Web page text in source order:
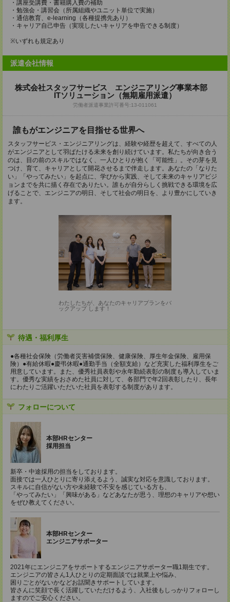
・講座受講費・書籍購入費の補助
・勉強会・講習会（所属組織やユニット単位で実施）
・通信教育、e-learning（各種提携先あり）
・キャリア自己申告（実現したいキャリアを申告できる制度）
※いずれも規定あり
派遣会社情報
株式会社スタッフサービス エンジニアリング事業本部
ITソリューション（無期雇用派遣）
労働者派遣事業許可番号:13-011061
誰もがエンジニアを目指せる世界へ
スタッフサービス・エンジニアリングは、経験や経歴を超えて、すべての人
がエンジニアとして羽ばたける未来を創り続けています。私たちが向き合う
のは、目の前のスキルではなく、一人ひとりが抱く「可能性」。その芽を見
つけ、育て、キャリアとして開花させるまで伴走します。あなたの「なりた
い」「やってみたい」を起点に、学びから実践、そして未来のキャリアビジ
ョンまでを共に描く存在でありたい。誰もが自分らしく挑戦できる環境を広
げることで、エンジニアの明日、そして社会の明日を、より豊かにしていき
ます。
わたしたちが、あなたのキャリアプランをバ
ックアップ します！
待遇・福利厚生
●各種社会保険（労働者災害補償保険、健康保険、厚生年金保険、雇用保
険）●有給休暇●慶弔休暇●通勤手当（全額支給）など充実した福利厚生をご
用意しています。また、優秀社員表彰や永年勤続表彰の制度も導入していま
す。優秀な実績をおさめた社員に対して、各部門で年2回表彰したり、長年
にわたりご活躍いただいた社員を表彰する制度があります。
フォローについて
本部HRセンター
採用担当
新卒・中途採用の担当をしております。
面接では一人ひとりに寄り添えるよう、誠実な対応を意識しております。
スキルに自信がない方や未経験で不安を感じている方も、
「やってみたい」「興味がある」などあなたが思う、理想のキャリアや想い
をぜひ教えてください。
本部HRセンター
エンジニアサポーター
2021年にエンジニアをサポートするエンジニアサポーター職1期生です。
エンジニアの皆さん1人ひとりの定期面談では就業上や悩み、
困りごとがないかなどお話聞きサポートしています。
皆さんに笑顔で長く活躍していただけるよう、入社後もしっかりフォローし
ますのでご安心ください。